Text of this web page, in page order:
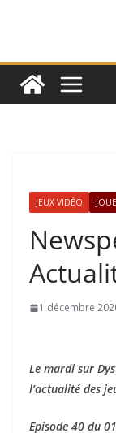
JEUX VIDÉO
1 décembre
Le mardi sur
l’actualité des
Episode 40 du